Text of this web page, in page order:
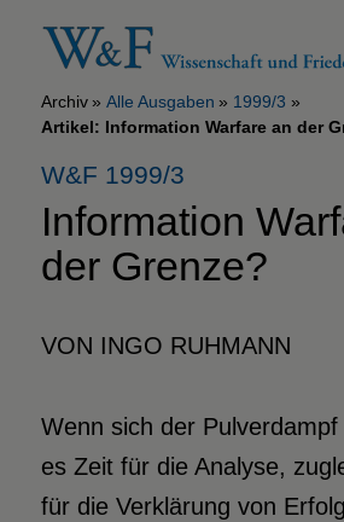
Archiv Alle Ausgaben
1999/3
Artikel: Information Warfare an der
W&F 1999/3
Information
der Grenze?
VON INGO RUHMANN
Wenn sich der
es Zeit für die Analyse,
für die Verklärung von